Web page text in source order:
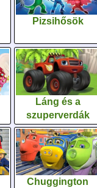
Pizsihősök
Láng és a
szuperverdák
Chuggington